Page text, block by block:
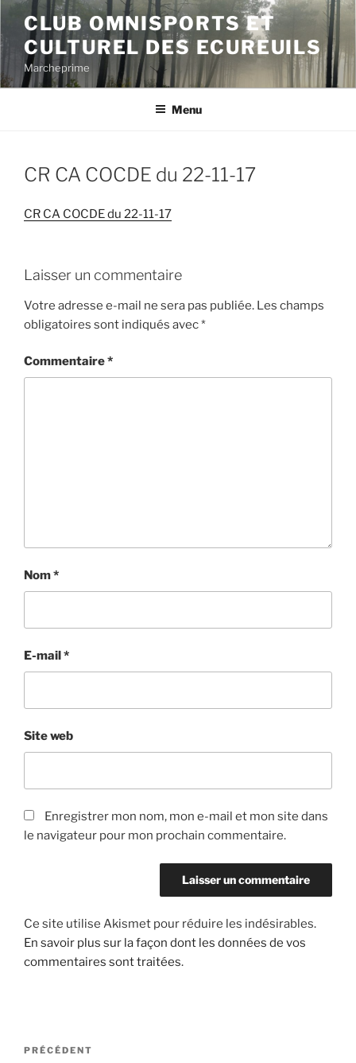
Aller
contenu
principal
CLUB OMNISPORTS ET
CULTUREL DES ECUREUILS
Marcheprime
Menu
CR CA COCDE du 22-11-17
CR CA COCDE du 22-11-17
Laisser un commentaire
Votre adresse e-mail ne sera pas publiée. Les champs
obligatoires sont indiqués avec*
Commentaire*
Nom*
E-mail*
Site web
Enregistrer mon nom, mon e-mail et mon site dans
le navigateur pour mon prochain commentaire.
Ce site utilise Akismet pour réduire les indésirables.
En savoir plus sur la façon dont les données de vos
commentaires sont traitées.
Navigation
Article
PRÉCÉDENT